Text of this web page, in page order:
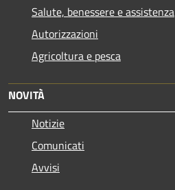
Salute, benessere e assistenza
Autorizzazioni
Agricoltura e pesca
NOVITÀ
Notizie
Comunicati
Avvisi